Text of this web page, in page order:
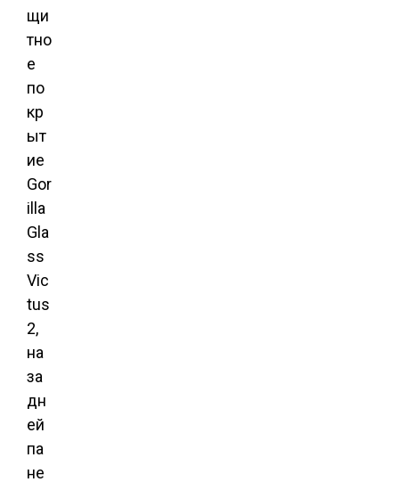
щи
тно
е
по
кр
ыт
ие
Gor
illa
Gla
ss
Vic
tus
2,
на
за
дн
ей
па
не